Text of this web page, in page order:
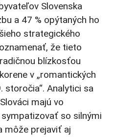
Slovenska
a 47 % opýtaných ho
strategického
že tieto
blízkosťou
v „romantických
storočia“. Analytici sa
majú vo
so silnými
môže prejaviť aj